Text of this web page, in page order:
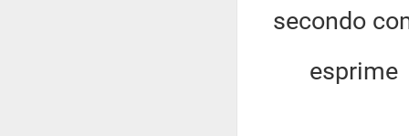
secondo
esprime